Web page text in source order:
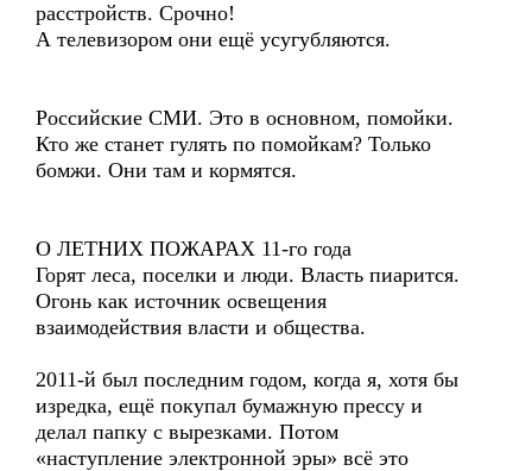
расстройств. Срочно!
А телевизором они ещё усугубляются.
Российские СМИ. Это в основном, помойки.
Кто же станет гулять по помойкам? Только
бомжи. Они там и кормятся.
О ЛЕТНИХ ПОЖАРАХ 11-го года
Горят леса, поселки и люди. Власть пиарится.
Огонь как источник освещения
взаимодействия власти и общества.
2011-й был последним годом, когда я, хотя бы
изредка, ещё покупал бумажную прессу и
делал папку с вырезками. Потом
«наступление электронной эры» всё это